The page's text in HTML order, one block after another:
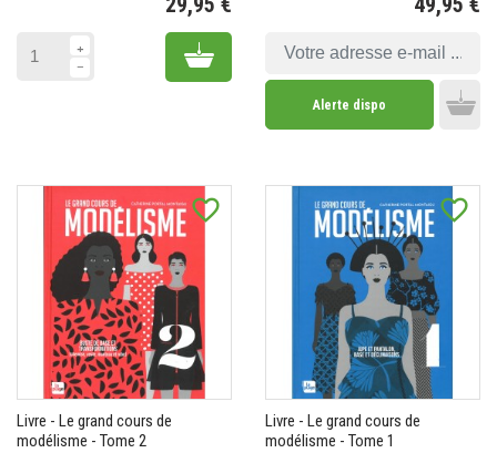
Add to cart
Alerte dispo
favorite_border
Livre - Le grand cours de
modélisme - Tome 2
favorite_border
Livre - Le grand cours de
modélisme - Tome 1